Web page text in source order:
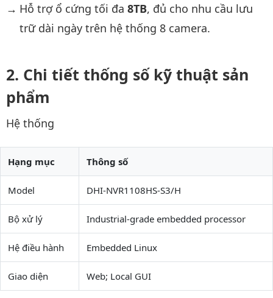
Hỗ trợ ổ cứng tối đa 8TB, đủ cho nhu cầu lưu
trữ dài ngày trên hệ thống 8 camera.
Chi tiết thống số kỹ thuật sản
phẩm
Hệ thống
Hạng mục Thông số
Model DHI-NVR1108HS-S3/H
Bộ xử lý Industrial-grade embedded processor
Hệ điều hành Embedded Linux
Giao diện Web; Local GUI